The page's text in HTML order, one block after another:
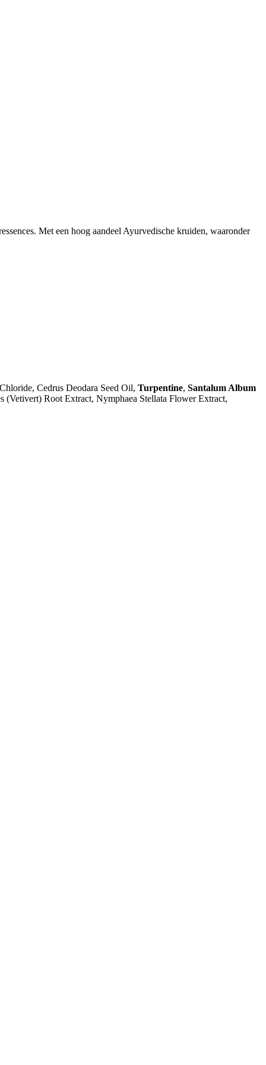
Met een hoog aandeel Ayurvedische kruiden, waaronder
Cedrus Deodara Seed Oil, Turpentine, Santalum Album
Root Extract, Nymphaea Stellata Flower Extract,